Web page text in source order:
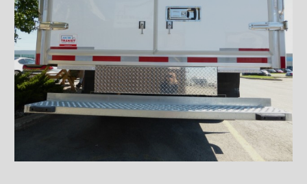
Serrure à compression
encastrée
Serrure à palette (400)
Poignée en ''L'' (311)
Poignée pour porte
coulissante